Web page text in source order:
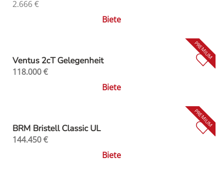
2.666€
Biete
Ventus 2cT Gelegenheit
118.000€
Biete
BRM Bristell Classic UL
144.450€
Biete